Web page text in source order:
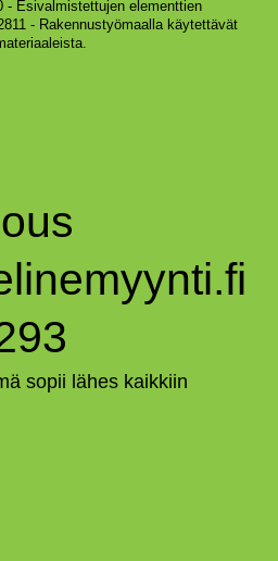
- Esivalmistettujen elementtien
- Rakennustyömaalla käytettävät
sopii lähes kaikkiin